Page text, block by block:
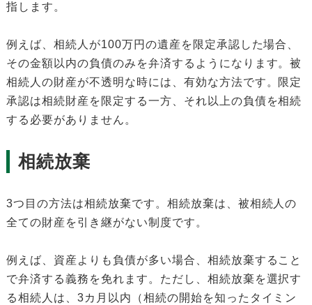
指します。
例えば、相続人が100万円の遺産を限定承認した場合、
その金額以内の負債のみを弁済するようになります。被
相続人の財産が不透明な時には、有効な方法です。限定
承認は相続財産を限定する一方、それ以上の負債を相続
する必要がありません。
相続放棄
3つ目の方法は相続放棄です。相続放棄は、被相続人の
全ての財産を引き継がない制度です。
例えば、資産よりも負債が多い場合、相続放棄すること
で弁済する義務を免れます。ただし、相続放棄を選択す
る相続人は、3カ月以内（相続の開始を知ったタイミン